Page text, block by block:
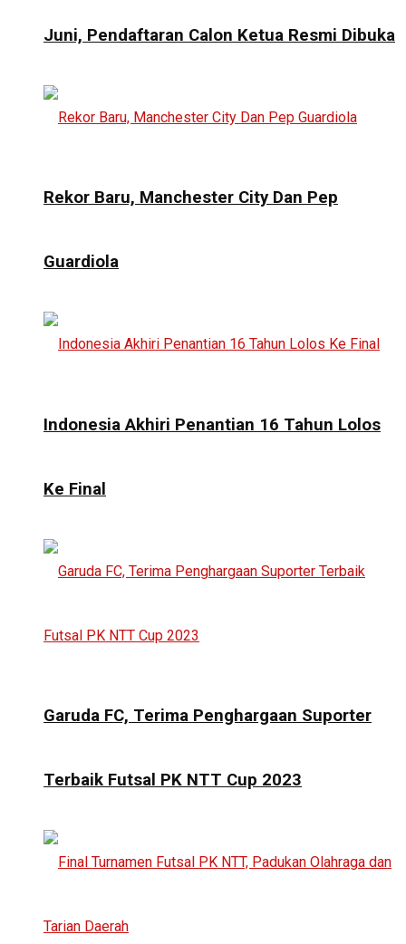
Juni, Pendaftaran Calon Ketua Resmi Dibuka
Rekor Baru, Manchester City Dan Pep
Guardiola
Indonesia Akhiri Penantian 16 Tahun Lolos
Ke Final
Garuda FC, Terima Penghargaan Suporter
Terbaik Futsal PK NTT Cup 2023